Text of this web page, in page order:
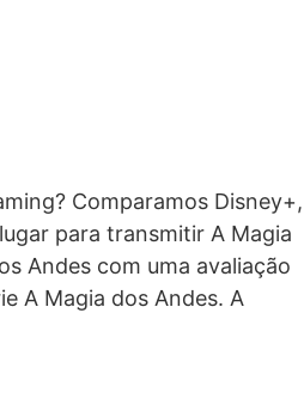
Comparamos Disney+,
para transmitir A Magia
Andes com uma avaliação
A Magia dos Andes. A